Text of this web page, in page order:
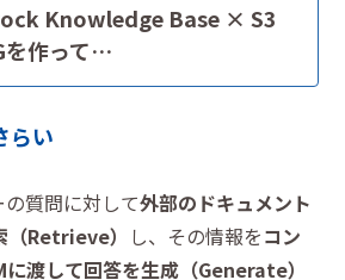
Knowledge Base × S3
作って…
らい
質問に対して外部のドキュメント
（Retrieve）
し、その情報をコン
渡して回答を生成（Generate）